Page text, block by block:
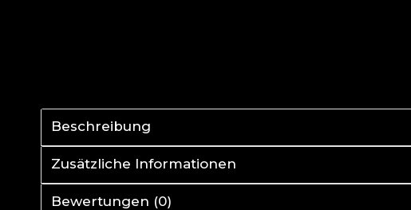
Beschreibung
Zusätzliche Informationen
Bewertungen (0)